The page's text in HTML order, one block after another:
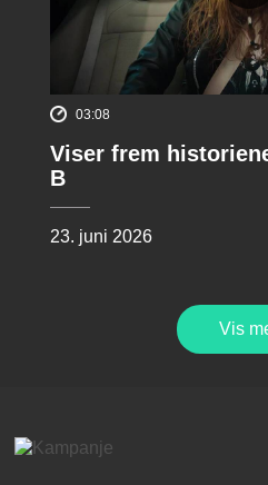
03:08
Viser frem
B
23. juni 2026
Vis